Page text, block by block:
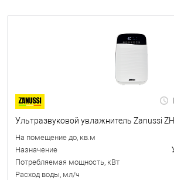
Ультразвуковой увлажнитель Zanussi ZH
На помещение до, кв.м
Назначение
Потребляемая мощность, кВт
Расход воды, мл/ч